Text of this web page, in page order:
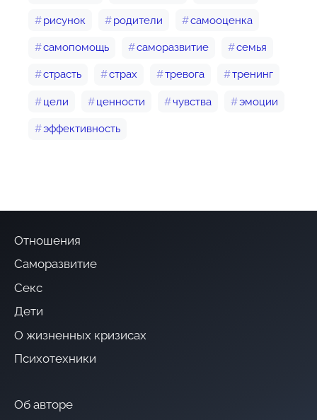
рисунок родители самооценка
самопомощь саморазвитие семья
страсть страх тревога тренинг
цели ценности чувства эмоции
эффективность
Отношения
Саморазвитие
Секс
Дети
О жизненных кризисах
Психотехники
Об авторе